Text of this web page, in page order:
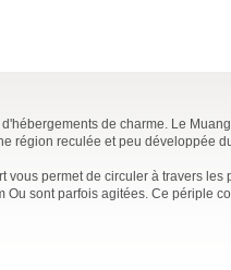
de charme. Le
région reculée et peu développée
vous permet de circuler à travers les
Ou sont parfois agitées. Ce périple